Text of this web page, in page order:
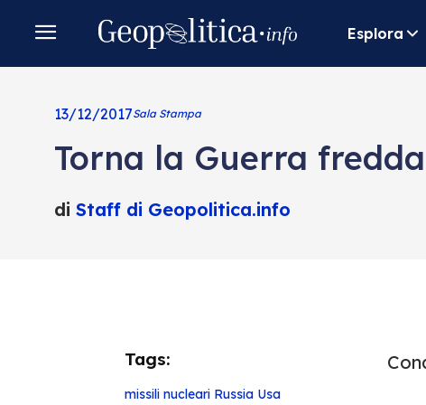
Esplora
13/12/2017Sala Stampa
Torna la Guerra
di Staff di Geopolitica.info
Tags:
missili nucleari Russia Usa